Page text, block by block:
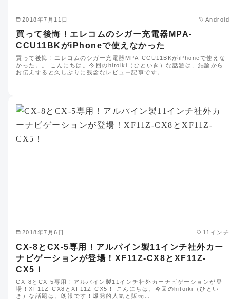
2018年7月11日 Android
買って後悔！エレコムのシガー充電器MPA-
CCU11BKがiPhoneで使えなかった
買って後悔！エレコムのシガー充電器MPA-CCU11BKがiPhoneで使えな
かった。。 こんにちは。今回のhitoiki（ひといき）な話題は、結論から
お伝えすると久しぶりに残念なレビュー記事です。…
2018年7月6日 11インチ
CX-8とCX-5専用！アルパイン製11インチ社外カー
ナビゲーションが登場！XF11Z-CX8とXF11Z-
CX5！
CX-8とCX-5専用！アルパイン製11インチ社外カーナビゲーションが登
場！XF11Z-CX8とXF11Z-CX5！ こんにちは。今回のhitoiki（ひとい
き）な話題は、朗報です！爆発的人気と販売…